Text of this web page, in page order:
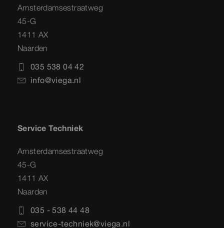
Amsterdamsestraatweg
45-G
1411 AX
Naarden
035 538 04 42
info@viega.nl
Service Techniek
Amsterdamsestraatweg
45-G
1411 AX
Naarden
035 - 538 44 48
service-techniek@viega.nl